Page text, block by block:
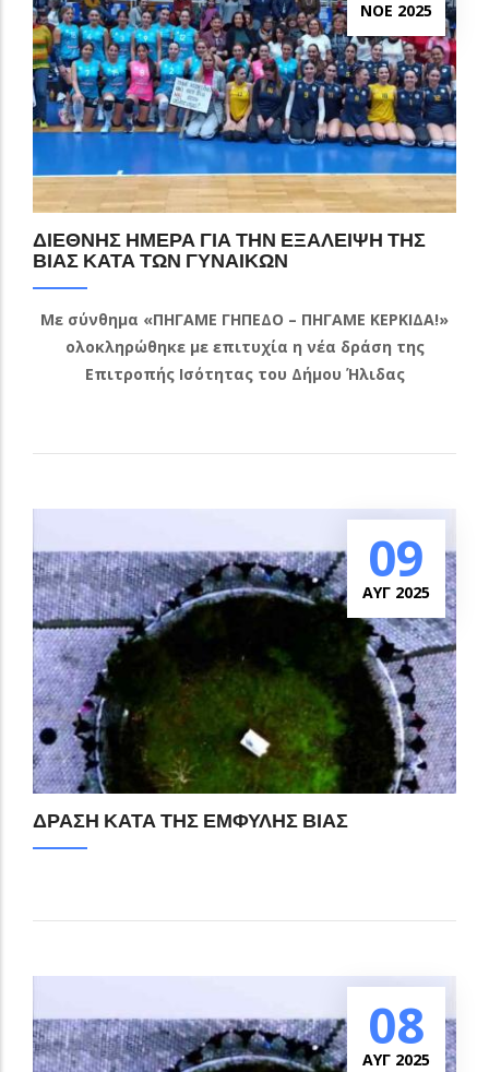
ΝΟΕ 2025
ΔΙΕΘΝΗΣ ΗΜΕΡΑ ΓΙΑ ΤΗΝ ΕΞΑΛΕΙΨΗ ΤΗΣ
ΒΙΑΣ ΚΑΤΑ ΤΩΝ ΓΥΝΑΙΚΩΝ
Με σύνθημα «ΠΗΓΑΜΕ ΓΗΠΕΔΟ – ΠΗΓΑΜΕ ΚΕΡΚΙΔΑ!»
ολοκληρώθηκε με επιτυχία η νέα δράση της
Επιτροπής Ισότητας του Δήμου Ήλιδας
09
ΑΥΓ 2025
ΔΡΑΣΗ ΚΑΤΑ ΤΗΣ ΕΜΦΥΛΗΣ ΒΙΑΣ
08
ΑΥΓ 2025